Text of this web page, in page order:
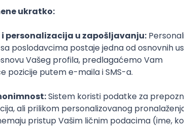
svakog dana